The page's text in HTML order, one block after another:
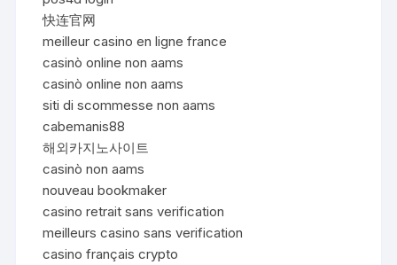
快连官网
meilleur casino en ligne france
casinò online non aams
casinò online non aams
siti di scommesse non aams
cabemanis88
해외카지노사이트
casinò non aams
nouveau bookmaker
casino retrait sans verification
meilleurs casino sans verification
casino français crypto